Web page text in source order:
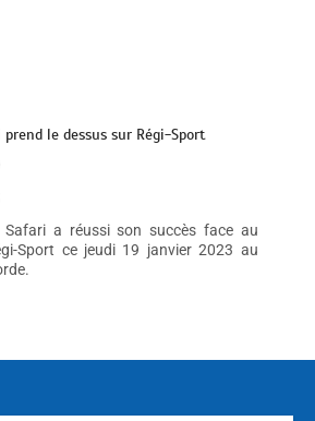
prend le dessus sur Régi-Sport
Safari a réussi son succès face au
Sport ce jeudi 19 janvier 2023 au